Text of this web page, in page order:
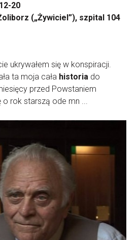
20
(„Żywiciel”), szpital 104
ukrywałem się w konspiracji.
ta moja cała historia do
przed Powstaniem
o rok starszą ode mn ...